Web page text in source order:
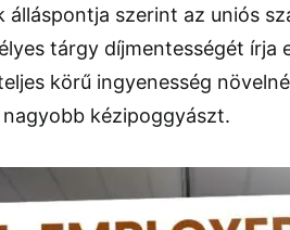
álláspontja szerint az uniós
tárgy díjmentességét írja
körű ingyenesség
kézipoggyászt.